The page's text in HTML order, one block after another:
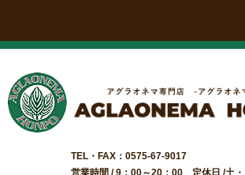
TEL・FAX：0575-67-9017
営業時間 / 9：00～20：00 定休日 /土・